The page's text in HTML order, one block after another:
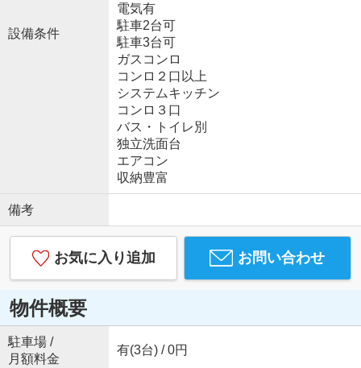
設備条件
電気有
駐車2台可
駐車3台可
ガスコンロ
コンロ２口以上
システムキッチン
コンロ３口
バス・トイレ別
独立洗面台
エアコン
収納豊富
備考
お気に入り追加 お問い合わせ
物件概要
駐車場 /
月額料金
有(3台) / 0円